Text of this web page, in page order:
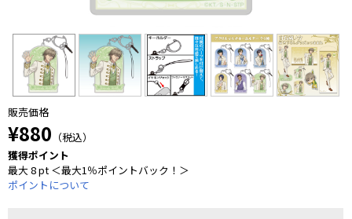
販売価格
¥880 （税込）
獲得ポイント
最大 8 pt ＜最大1％ポイントバック！＞
ポイントについて